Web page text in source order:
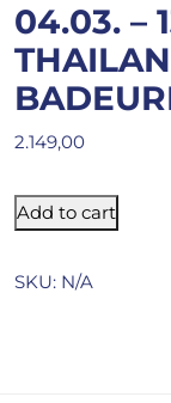
04.03. –
2.149,00
Add to cart
SKU: N/A